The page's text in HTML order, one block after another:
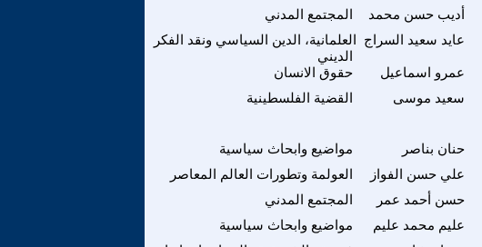
المجتمع المدني
أديب حسن محمد
العلمانية، الدين السياسي ونقد الفكر
الديني
عايد سعيد السراج
حقوق الانسان عمرو اسماعيل
القضية الفلسطينية
سعيد موسى
مواضيع وابحاث سياسية حنان بناصر
العولمة وتطورات العالم المعاصر
علي حسن الفواز
المجتمع المدني
حسن أحمد عمر
مواضيع وابحاث سياسية
عليم محمد عليم